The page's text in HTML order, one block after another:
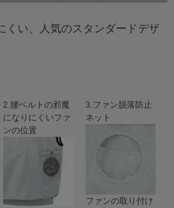
くい、人気のスタンダードデザ
2.腰ベルトの邪魔
になりにくいファ
ンの位置
3.ファン脱落防止
ネット
ファンの取り付け